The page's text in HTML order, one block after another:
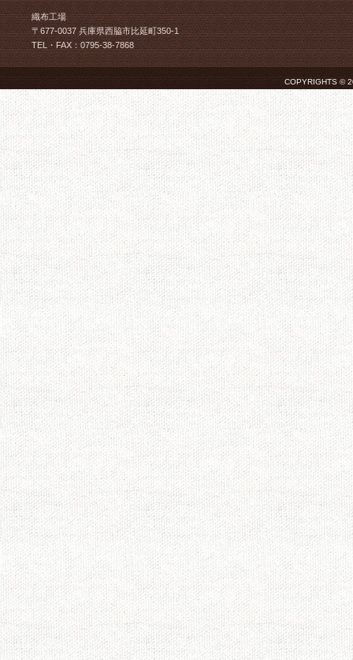
織布工場
〒677-0037 兵庫県西脇市比延町350-1
TEL・FAX：0795-38-7868
COPYRIGHTS ©